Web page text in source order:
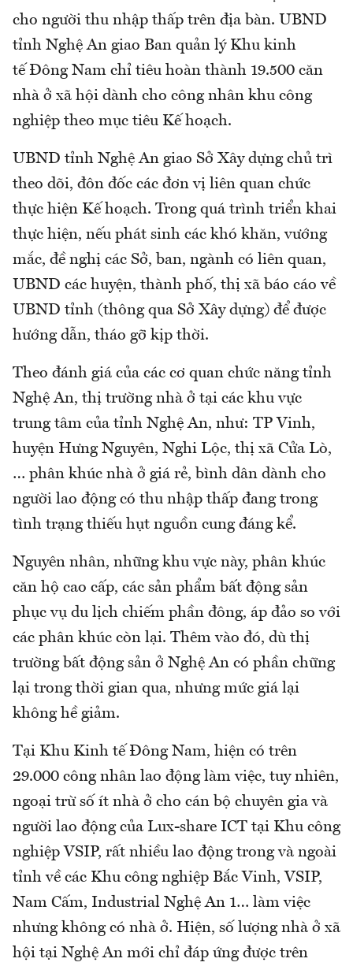
cho người thu nhập thấp trên địa bàn. UBND
tỉnh Nghệ An giao Ban quản lý Khu kinh
tế Đông Nam chỉ tiêu hoàn thành 19.500 căn
nhà ở xã hội dành cho công nhân khu công
nghiệp theo mục tiêu Kế hoạch.
UBND tỉnh Nghệ An giao Sở Xây dựng chủ trì
theo dõi, đôn đốc các đơn vị liên quan chức
thực hiện Kế hoạch. Trong quá trình triển khai
thực hiện, nếu phát sinh các khó khăn, vướng
mắc, đề nghị các Sở, ban, ngành có liên quan,
UBND các huyện, thành phố, thị xã báo cáo về
UBND tỉnh (thông qua Sở Xây dựng) để được
hướng dẫn, tháo gỡ kịp thời.
Theo đánh giá của các cơ quan chức năng tỉnh
Nghệ An, thị trường nhà ở tại các khu vực
trung tâm của tỉnh Nghệ An, như: TP Vinh,
huyện Hưng Nguyên, Nghi Lộc, thị xã Cửa Lò,
… phân khúc nhà ở giá rẻ, bình dân dành cho
người lao động có thu nhập thấp đang trong
tình trạng thiếu hụt nguồn cung đáng kể.
Nguyên nhân, những khu vực này, phân khúc
căn hộ cao cấp, các sản phẩm bất động sản
phục vụ du lịch chiếm phần đông, áp đảo so với
các phân khúc còn lại. Thêm vào đó, dù thị
trường bất động sản ở Nghệ An có phần chững
lại trong thời gian qua, nhưng mức giá lại
không hề giảm.
Tại Khu Kinh tế Đông Nam, hiện có trên
29.000 công nhân lao động làm việc, tuy nhiên,
ngoại trừ số ít nhà ở cho cán bộ chuyên gia và
người lao động của Lux-share ICT tại Khu công
nghiệp VSIP, rất nhiều lao động trong và ngoài
tỉnh về các Khu công nghiệp Bắc Vinh, VSIP,
Nam Cấm, Industrial Nghệ An 1… làm việc
nhưng không có nhà ở. Hiện, số lượng nhà ở xã
hội tại Nghệ An mới chỉ đáp ứng được trên